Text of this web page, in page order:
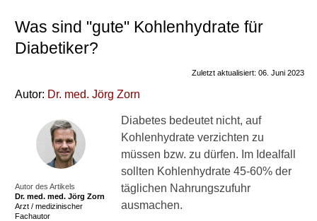
Was sind "gute" Kohlenhydrate für
Diabetiker?
Zuletzt aktualisiert: 06. Juni 2023
Autor: Dr. med. Jörg Zorn
Autor des Artikels
Dr. med. med. Jörg Zorn
Arzt / medizinischer
Fachautor
Diabetes bedeutet nicht, auf
Kohlenhydrate verzichten zu
müssen bzw. zu dürfen. Im Idealfall
sollten Kohlenhydrate 45-60% der
täglichen Nahrungszufuhr
ausmachen.
► Diagnostik & Laborwerte
► Gesundheitsthemen
Grundlagen
Symptome
Diagnostik
Blutzuckerwerte und
Blutzuckermessung
Behandlung